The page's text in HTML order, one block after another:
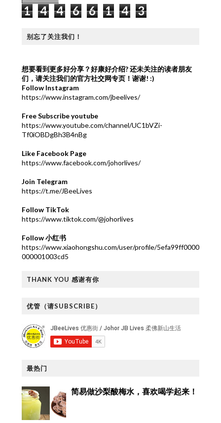
1 4 4 6 6 1 4 3
别忘了关注我们！
想要看到更多好分享？好康好介绍?还未关注的读者朋友
们，请关注我们的官方社交网专页！谢谢! :)
Follow Instagram
https://www.instagram.com/jbeelives/
Free Subscribe youtube
https://www.youtube.com/channel/UC1bVZi-
Tf0iOBDgBh3B4nBg
Like Facebook Page
https://www.facebook.com/johorlives/
Join Telegram
https://t.me/JBeeLives
Follow TikTok
https://www.tiktok.com/@johorlives
Follow 小红书
https://www.xiaohongshu.com/user/profile/5efa99ff0000
000001003cd5
THANK YOU 感谢有你
优管（请SUBSCRIBE）
最热门
简易做沙梨酸梅水，喜欢喝学起来！